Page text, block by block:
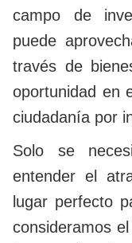
campo de
puede
través de
oportunidad en
ciudadanía por
Solo se
entender el
lugar perfecto
consideramos